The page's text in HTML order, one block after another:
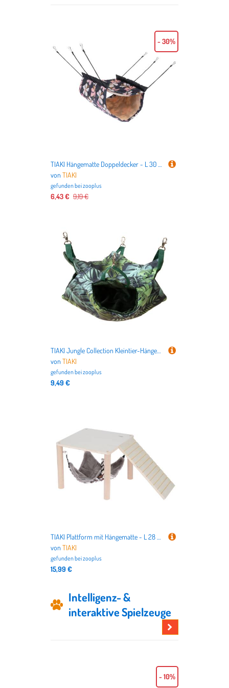
können. Insbesondere finden Sie
bei uns günstige Angebote von
zahlreichen beliebten Marken wie
Generisch,Genericoder
TOYANDONA. Wenn Sie bereits
genau wissen, was Sie suchen,
können Sie sich am einfachsten
direkt in den Unterkategorien
umsehen. Dort können Sie mit
Hilfe der Produktfilter auch gezielt
Kleintiere von einer Marke, in
beim Entdecken und hoffen, dass
Sie bei uns genau das finden, was
Sie als Kleintiere-Liebhaber
benötigen.
TIAKI Hängematte Doppeldecker - L 30 x Ø 19 cm
vonTIAKI
gefunden beizooplus
6,43 € 9,19 €
- 30%
TIAKI Jungle Collection Kleintier-Hängematte - Größe L: ca. L 40 x B 40 cm
vonTIAKI
gefunden beizooplus
9,49 €
TIAKI Plattform mit Hängematte - L 28 x B 28 x H 23 cm
vonTIAKI
gefunden beizooplus
15,99 €
Intelligenz- &
interaktive Spielzeuge
- 10%